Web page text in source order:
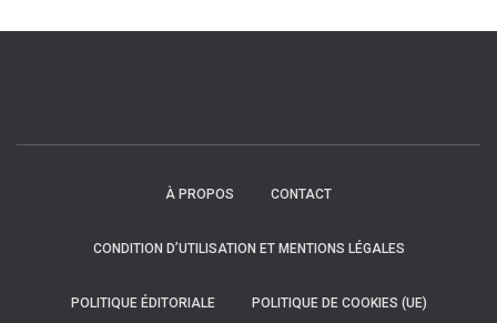
À PROPOS CONTACT
CONDITION D’UTILISATION ET MENTIONS LÉGALES
POLITIQUE ÉDITORIALE POLITIQUE DE COOKIES (UE)